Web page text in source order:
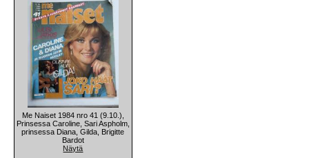
Me Naiset 1984 nro 41 (9.10.),
Prinsessa Caroline, Sari Aspholm,
prinsessa Diana, Gilda, Brigitte
Bardot
Näytä